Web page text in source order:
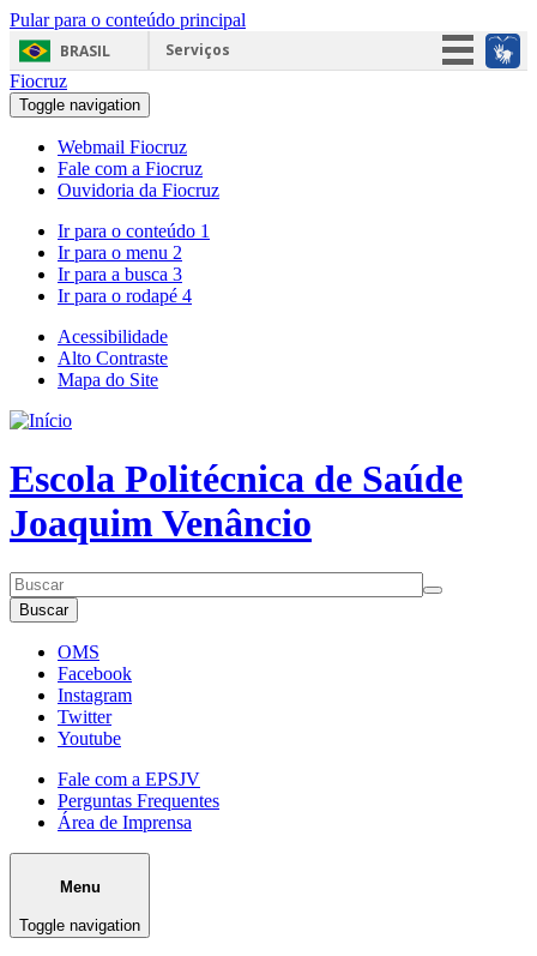
Pular para o conteúdo principal
BRASIL
Serviços
Fiocruz
Toggle navigation
Webmail Fiocruz
Fale com a Fiocruz
Ouvidoria da Fiocruz
Ir para o conteúdo 1
Ir para o menu 2
Ir para a busca 3
Ir para o rodapé 4
Acessibilidade
Alto Contraste
Mapa do Site
Escola Politécnica de Saúde
Joaquim Venâncio
Buscar
OMS
Facebook
Instagram
Twitter
Youtube
Fale com a EPSJV
Perguntas Frequentes
Área de Imprensa
Menu
Toggle navigation